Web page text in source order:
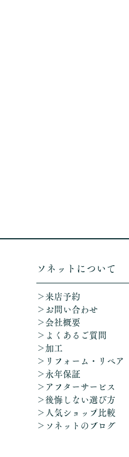
ソネットについて
＞来店予約
＞お問い合わせ
＞会社概要
＞よくあるご質問
＞加工
​ ＞リフォーム・リペア
＞永年保証
＞アフターサービス
＞後悔しない選び方
​＞人気ショップ比較
​＞ソネットのブログ